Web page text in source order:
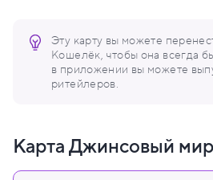
Эту карту вы можете
Кошелёк, чтобы она всегда
в приложении вы можете
ритейлеров.
Карта Джинсовый мир